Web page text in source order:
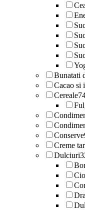
Bunatati
Cacao si
Cereale
Conserve
Creme
Dulciuri